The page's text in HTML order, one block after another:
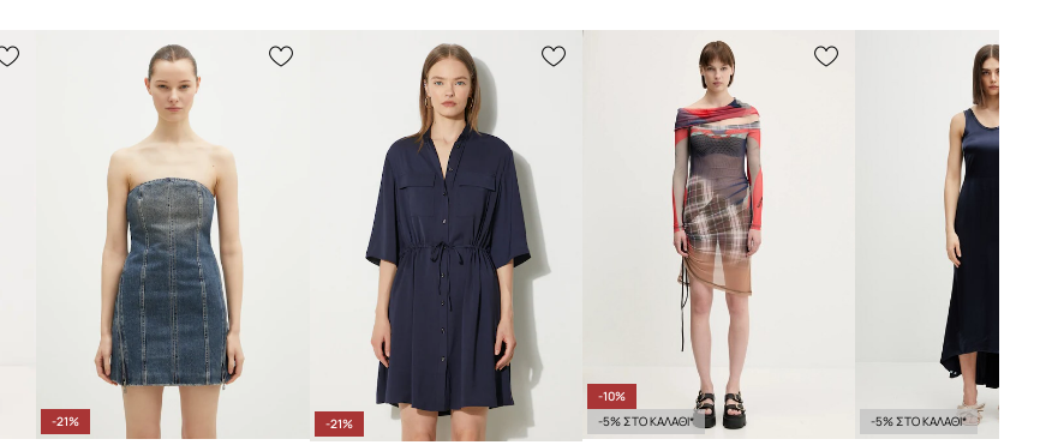
ID προϊόντος
Κανονικό μέγεθος
Σου συστήνουμε να επιλέξεις το
μέγεθος που συνήθως φοράς. Η
σύσταση βασίζεται στις διαστάσεις του
προϊόντος και στο μέγεθος της
μάρκας.
Τα μεγέθη που εμφανίζονται στο
κατάστημα έχουν μετατραπεί σύμφωνα
με το τυπικό ευρωπαϊκό μεγεθολόγιο. Η
ετικέτα του προϊόντος που
παραδόθηκε φέρει την αρχική σήμανση
του κατασκευαστή.
Πίνακας μεγέθους
-21% -21%
-10%
-5% ΣΤΟ ΚΑΛΑΘΙ*
-5% ΣΤΟ ΚΑΛΑΘΙ*